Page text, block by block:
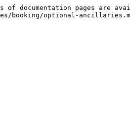
documentation pages are
booking/optional-